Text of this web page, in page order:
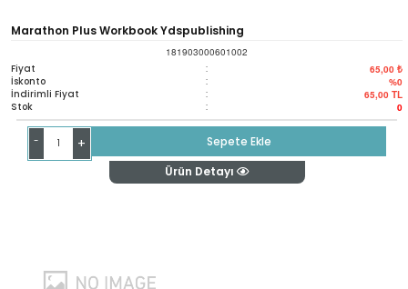
Marathon Plus Workbook Ydspublishing
181903000601002
Fiyat : 65,00 ₺
İskonto : %0
İndirimli Fiyat : 65,00 TL
Stok : 0
- +
Sepete Ekle
Ürün Detayı